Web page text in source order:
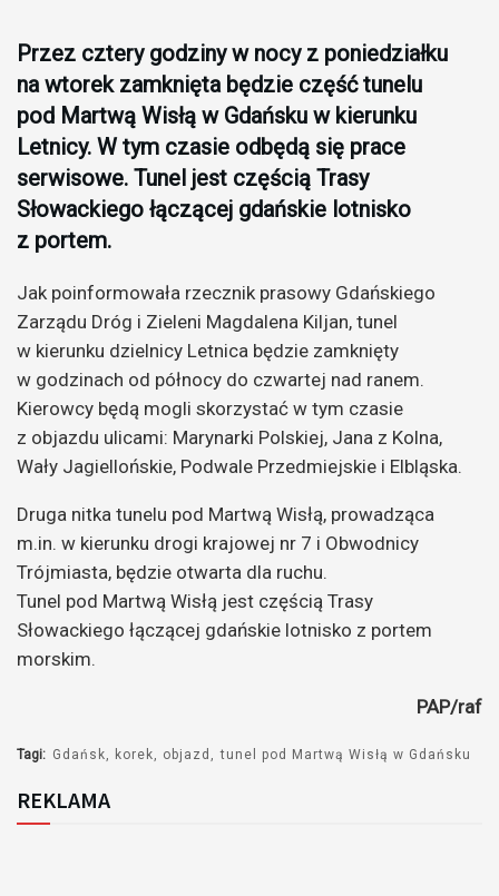
Przez cztery godziny w nocy z poniedziałku
na wtorek zamknięta będzie część tunelu
pod Martwą Wisłą w Gdańsku w kierunku
Letnicy. W tym czasie odbędą się prace
serwisowe. Tunel jest częścią Trasy
Słowackiego łączącej gdańskie lotnisko
z portem.
Jak poinformowała rzecznik prasowy Gdańskiego
Zarządu Dróg i Zieleni Magdalena Kiljan, tunel
w kierunku dzielnicy Letnica będzie zamknięty
w godzinach od północy do czwartej nad ranem.
Kierowcy będą mogli skorzystać w tym czasie
z objazdu ulicami: Marynarki Polskiej, Jana z Kolna,
Wały Jagiellońskie, Podwale Przedmiejskie i Elbląska.
Druga nitka tunelu pod Martwą Wisłą, prowadząca
m.in. w kierunku drogi krajowej nr 7 i Obwodnicy
Trójmiasta, będzie otwarta dla ruchu.
Tunel pod Martwą Wisłą jest częścią Trasy
Słowackiego łączącej gdańskie lotnisko z portem
morskim.
PAP/raf
Tagi: Gdańsk korek objazd tunel pod Martwą Wisłą w Gdańsku
REKLAMA